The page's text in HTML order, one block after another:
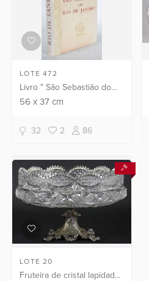
LOTE 472
Livro " São Sebastião do
Rio de Janeiro "
56x 37cm
32 2 86
LOTE 20
Fruteira de cristal lapidado